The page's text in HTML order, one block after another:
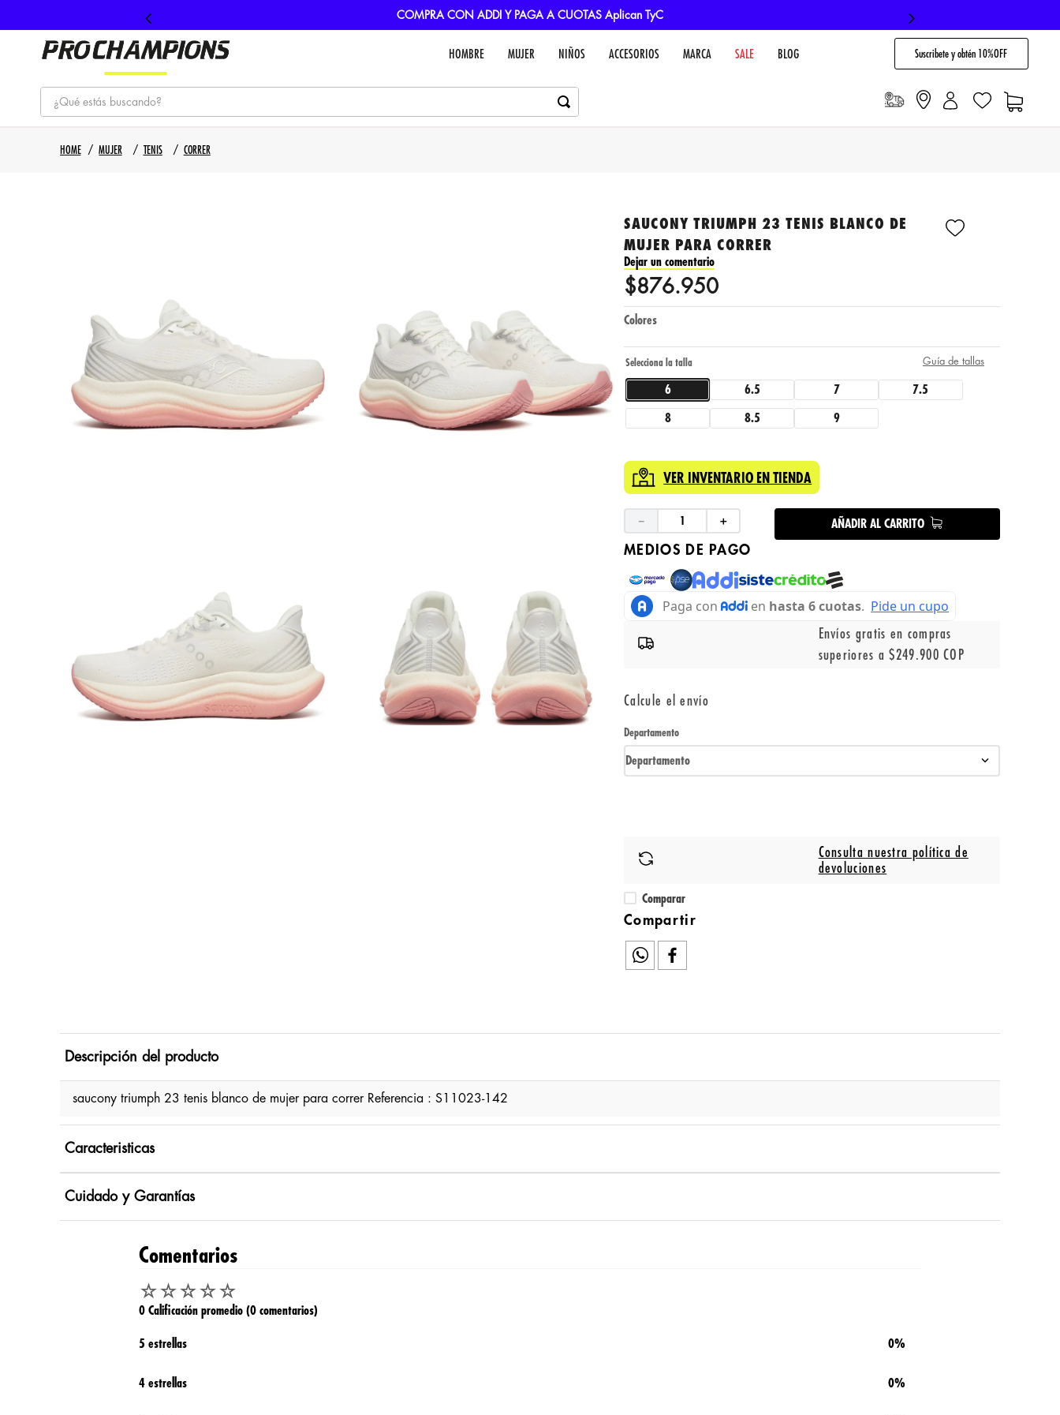
COMPRA CON ADDI Y PAGA A CUOTAS Aplican TyC
HOMBRE MUJER NIÑOS ACCESORIOS MARCA SALE BLOG Suscribete y obtén 10%OFF
¿Qué estás buscando?
1. tenis
MUJER TENIS CORRER
SAUCONY TRIUMPH 23 TENIS BLANCO DE
MUJER PARA CORRER
Dejar un comentario
$876.950
Colores
6 6.5 7 7.5
8 8.5 9
Guía de tallas
VER INVENTARIO EN TIENDA
＋
－ AÑADIR AL CARRITO
MEDIOS DE PAGO
Envíos gratis en compras
superiores a $249.900 COP
Calcule el envío
Departamento
Departamento
Consulta nuestra política de
devoluciones
Comparar
Descripción del producto
saucony triumph 23 tenis blanco de mujer para correr Referencia : S11023-142
Caracteristicas
Cuidado y Garantías
Comentarios
☆☆☆☆☆
0 Calificación promedio (0 comentarios)
5 estrellas 0%
4 estrellas 0%